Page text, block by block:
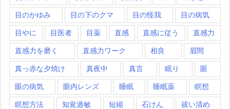
目のかゆみ 目の下のクマ 目の怪我 目の病気
目やに 目医者 目薬 直感 直感に従う 直感力
直感力を磨く 直感力ワーク 相良 眉間
真っ赤な夕焼け 真夜中 真言 眠り 眼
眼の病気 眼内レンズ 睡眠 睡眠薬 瞑想
瞑想方法 知覚過敏 短縮 石けん 祓い清め